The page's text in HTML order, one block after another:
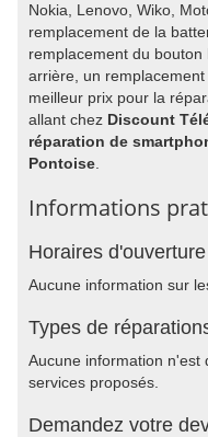
Nokia, Lenovo, Wiko,
remplacement de la
remplacement du
arrière, un
meilleur prix pour la
allant chez Discount
réparation de
Pontoise
Informations
Horaires d'ouverture
Aucune information sur
Types de
Aucune information n'est
services proposés.
Demandez votre